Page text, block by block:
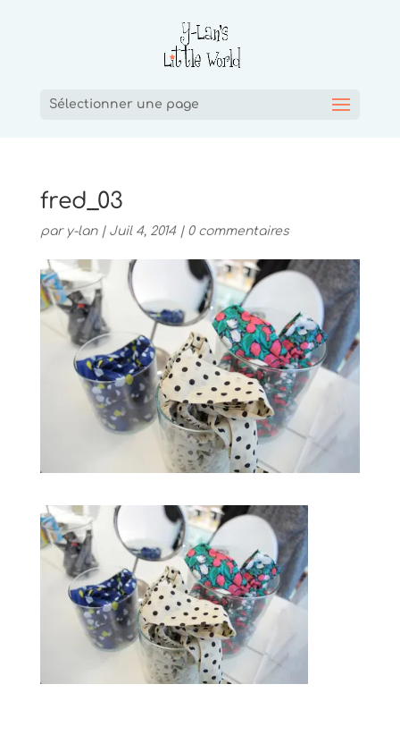
Sélectionner une page
fred_03
par y-lan| Juil 4, 2014| 0 commentaires